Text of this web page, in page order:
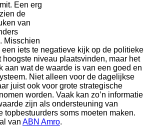
Een erg
de
van
Misschien
een iets te negatieve kijk op de politieke
niveau plaatsvinden, maar het
aan wat de waarde is van een goed en
Niet alleen voor de dagelijkse
juist ook voor grote strategische
worden. Vaak kan zo’n informatie
zijn als ondersteuning van
topbestuurders soms moeten maken.
van ABN Amro.